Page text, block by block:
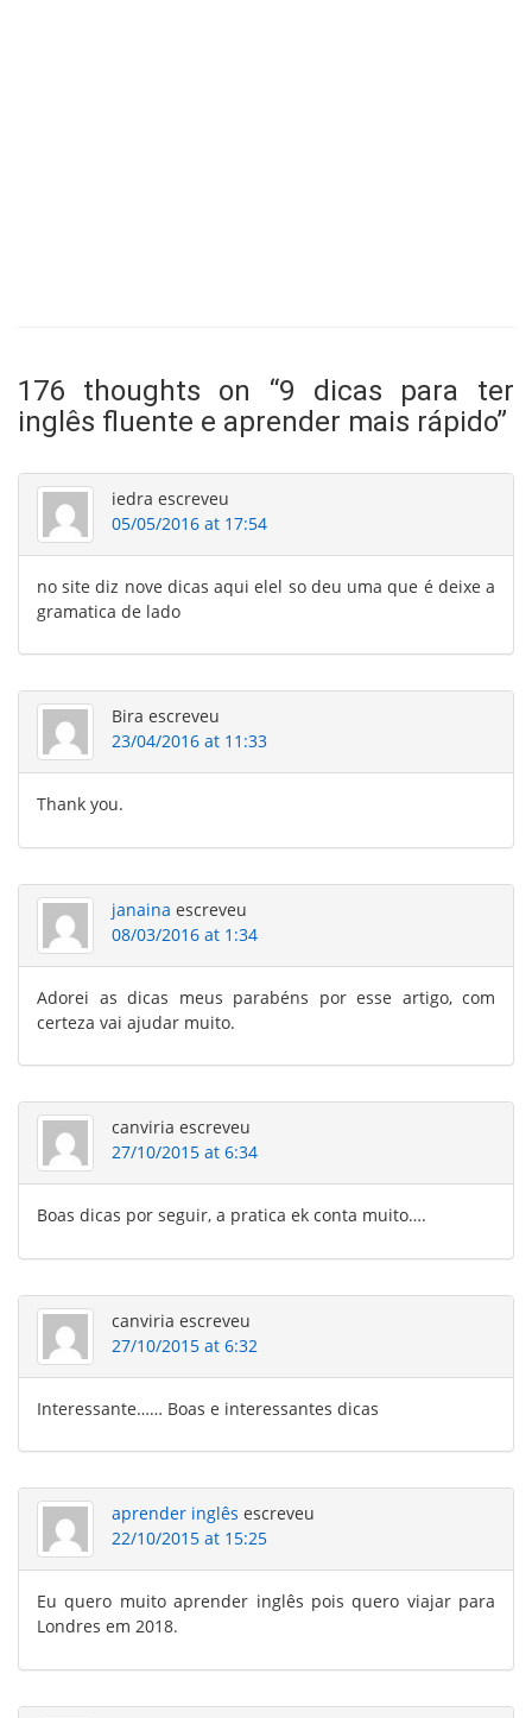
176 thoughts on “9 dicas para ter
inglês fluente e aprender mais rápido”
iedra escreveu
05/05/2016 at 17:54
no site diz nove dicas aqui elel so deu uma que é deixe a
gramatica de lado
Bira escreveu
23/04/2016 at 11:33
Thank you.
janaina escreveu
08/03/2016 at 1:34
Adorei as dicas meus parabéns por esse artigo, com
certeza vai ajudar muito.
canviria escreveu
27/10/2015 at 6:34
Boas dicas por seguir, a pratica ek conta muito….
canviria escreveu
27/10/2015 at 6:32
Interessante…… Boas e interessantes dicas
aprender inglês escreveu
22/10/2015 at 15:25
Eu quero muito aprender inglês pois quero viajar para
Londres em 2018.